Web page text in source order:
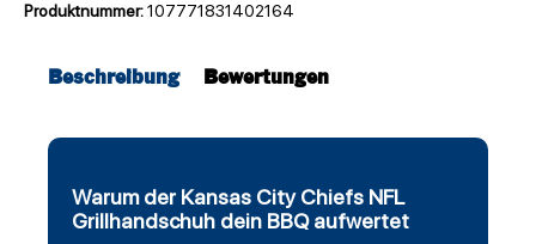
Produktnummer:107771831402164
Beschreibung Bewertungen
Warum der Kansas City Chiefs NFL
Grillhandschuh dein BBQ aufwertet